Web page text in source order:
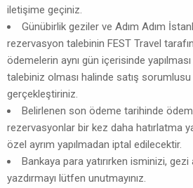
iletişime geçiniz.
Günübirlik geziler ve Adım Adım
rezervasyon talebinin FEST Travel
ödemelerin aynı gün içerisinde
talebiniz olması halinde satış
gerçekleştiriniz.
Belirlenen son ödeme tarihinde
rezervasyonlar bir kez daha hatırlatma
özel ayrım yapılmadan iptal edilecektir.
Bankaya para yatırırken isminizi, gezi
yazdırmayı lütfen unutmayınız.